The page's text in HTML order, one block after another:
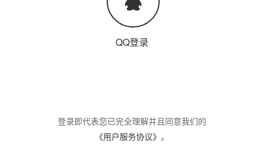
QQ登录
登录即代表您已完全理解并且同意我们的
《用户服务协议》 。